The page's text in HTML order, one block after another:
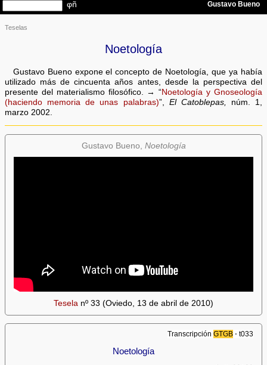
Teselas
Noetología
Gustavo Bueno expone el concepto de Noetología, que ya había
utilizado más de cincuenta años antes, desde la perspectiva del
presente del materialismo filosófico. → “Noetología y Gnoseología
(haciendo memoria de unas palabras)”, El Catoblepas,
núm. 1,
marzo 2002.
Gustavo Bueno, Noetología
Tesela nº 33 (Oviedo, 13 de abril de 2010)
TranscripciónGTGB ⋅ t033
Noetología